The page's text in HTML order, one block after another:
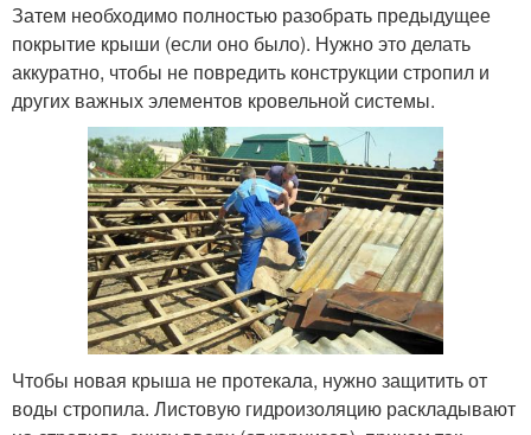
Затем необходимо полностью разобрать предыдущее
покрытие крыши (если оно было). Нужно это делать
аккуратно, чтобы не повредить конструкции стропил и
других важных элементов кровельной системы.
Чтобы новая крыша не протекала, нужно защитить от
воды стропила. Листовую гидроизоляцию раскладывают